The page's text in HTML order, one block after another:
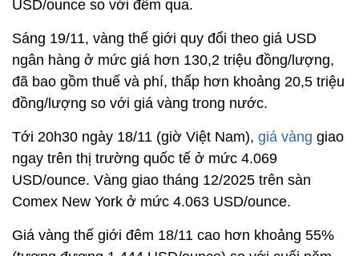
USD/ounce so với đêm qua.
Sáng 19/11, vàng thế giới quy đổi theo giá USD
ngân hàng ở mức giá hơn 130,2 triệu đồng/lượng,
đã bao gồm thuế và phí, thấp hơn khoảng 20,5 triệu
đồng/lượng so với giá vàng trong nước.
Tới 20h30 ngày 18/11 (giờ Việt Nam), giá vàng giao
ngay trên thị trường quốc tế ở mức 4.069
USD/ounce. Vàng giao tháng 12/2025 trên sàn
Comex New York ở mức 4.063 USD/ounce.
Giá vàng thế giới đêm 18/11 cao hơn khoảng 55%